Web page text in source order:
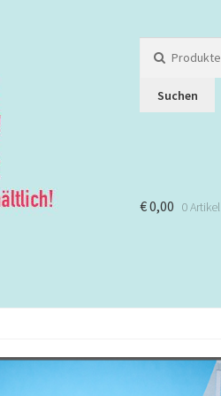
nach:
Suchen
€ 0,00 0 Artikel